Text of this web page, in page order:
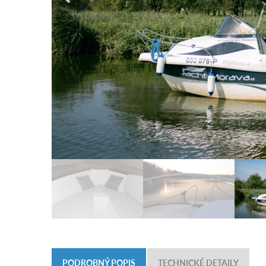
PODROBNÝ POPIS TECHNICKÉ DETAILY